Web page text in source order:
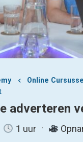
Online
adverteren
1 uur